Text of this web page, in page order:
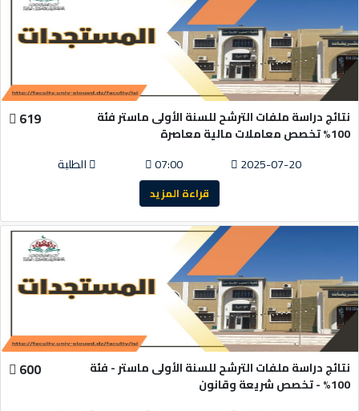
نتائج دراسة ملفات الترشح للسنة الأولى ماستر فئة
100% تخصص معاملات مالية معاصرة
619
2025-07-20
07:00 الطلبة
قراءة المزيد
نتائج دراسة ملفات الترشح للسنة الأولى ماستر - فئة
100% - تخصص شريعة وقانون
600